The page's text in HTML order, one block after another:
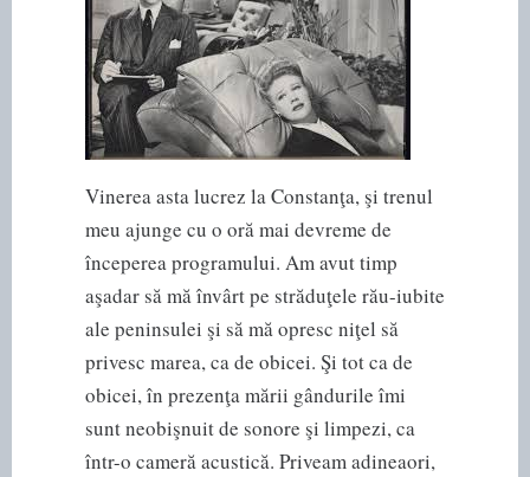
Vinerea asta lucrez la Constanţa, şi trenul
meu ajunge cu o oră mai devreme de
începerea programului. Am avut timp
aşadar să mă învârt pe străduţele rău-iubite
ale peninsulei şi să mă opresc niţel să
privesc marea, ca de obicei. Şi tot ca de
obicei, în prezenţa mării gândurile îmi
sunt neobişnuit de sonore şi limpezi, ca
într-o cameră acustică. Priveam adineaori,